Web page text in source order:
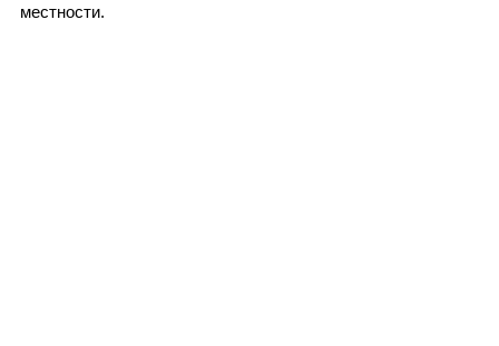
местности.